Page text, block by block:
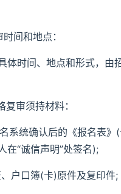
间和地点：
体时间、地点和形式，由
复审须持材料：
系统确认后的《报名表》
在“诚信声明”处签名);
户口簿(卡)原件及复印件;